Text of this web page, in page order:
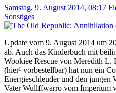
Samstag, 9. August 2014, 08:17
Sonstiges
Update vom 9. August 2014 um
ab. Auch das Kinderbuch mit
Wookiee Rescue von Meredith L.
(hier¹ vorbestellbar) hat nun ein
Energieschleuder und den
Vater Wullffwarro vom